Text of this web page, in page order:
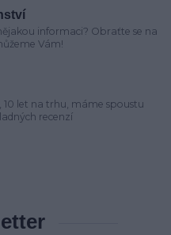
informaci? Obraťte se na
Vám!
10 let na trhu, máme spoustu
recenzí